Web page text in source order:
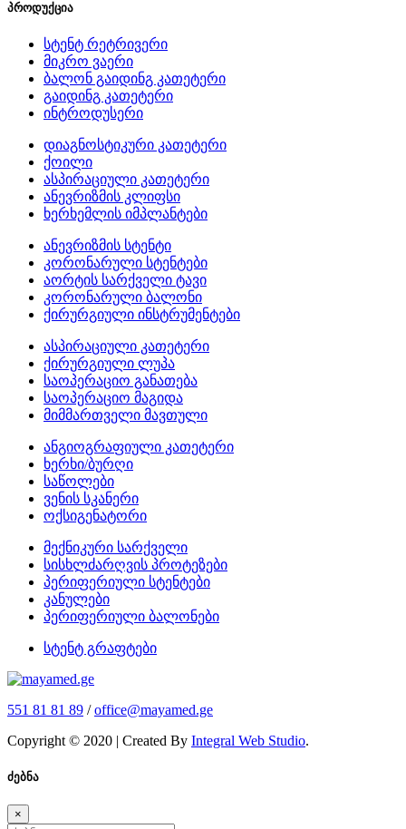
პროდუქცია
სტენტ რეტრივერი
მიკრო ვაერი
ბალონ გაიდინგ კათეტერი
გაიდინგ კათეტერი
ინტროდუსერი
დიაგნოსტიკური კათეტერი
ქოილი
ასპირაციული კათეტერი
ანევრიზმის კლიფსი
ხერხემლის იმპლანტები
ანევრიზმის სტენტი
კორონარული სტენტები
აორტის სარქველი ტავი
კორონარული ბალონი
ქირურგიული ინსტრუმენტები
ასპირაციული კათეტერი
ქირურგიული ლუპა
საოპერაციო განათება
საოპერაციო მაგიდა
მიმმართველი მავთული
ანგიოგრაფიული კათეტერი
ხერხი/ბურღი
საწოლები
ვენის სკანერი
ოქსიგენატორი
მექნიკური სარქველი
სისხლძარღვის პროტეზები
პერიფერიული სტენტები
კანულები
პერიფერიული ბალონები
სტენტ გრაფტები
551 81 81 89 /office@mayamed.ge
Copyright © 2020 | Created By Integral Web Studio.
ძებნა
×